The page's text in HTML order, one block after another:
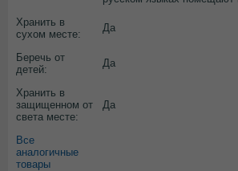
Хранить в
сухом месте:
Да
Беречь от
детей:
Да
Хранить в
защищенном от
света месте:
Да
Все
аналогичные
товары